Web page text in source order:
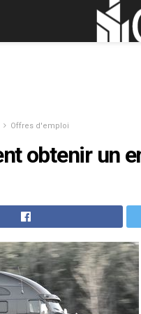
Offres d'emploi
obtenir un